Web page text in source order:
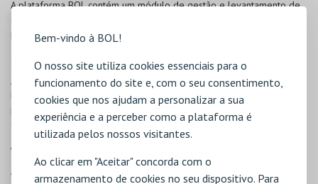
Bem-vindo à BOL!
O nosso site utiliza cookies essenciais para o
funcionamento do site e, com o seu consentimento,
cookies que nos ajudam a personalizar a sua
experiência e a perceber como a plataforma é
utilizada pelos nossos visitantes.
Ao clicar em "Aceitar" concorda com o
armazenamento de cookies no seu dispositivo. Para
A plataforma BOL contém um módulo de gestão e levantamento de
credenciações para validação do acesso dos colaboradores que
participam no evento.
IMPRESSÃO DE BILHETES
A BOL disponibiliza um serviço de impressão e personalização de
bilhetes de eventos com diversos layouts, datas e preços com a
possibilidade de inclusão de logótipos de entidades patrocinadoras
ou associadas.
VENDA DE BILHETES NO FACEBOOK
A plataforma BOL disponibiliza agora uma solução integrada para as